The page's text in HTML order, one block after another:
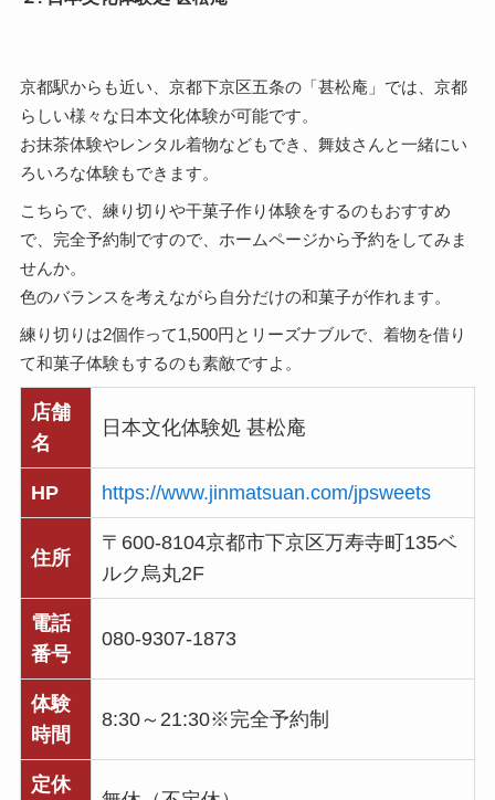
京都駅からも近い、京都下京区五条の「甚松庵」では、京都
らしい様々な日本文化体験が可能です。
お抹茶体験やレンタル着物などもでき、舞妓さんと一緒にい
ろいろな体験もできます。
こちらで、練り切りや干菓子作り体験をするのもおすすめ
で、完全予約制ですので、ホームページから予約をしてみま
せんか。
色のバランスを考えながら自分だけの和菓子が作れます。
練り切りは2個作って1,500円とリーズナブルで、着物を借り
て和菓子体験もするのも素敵ですよ。
店舗
名
日本文化体験処 甚松庵
HP https://www.jinmatsuan.com/jpsweets
住所
〒600-8104京都市下京区万寿寺町135ベ
ルク烏丸2F
電話
番号
080-9307-1873
体験
時間
8:30～21:30※完全予約制
定休